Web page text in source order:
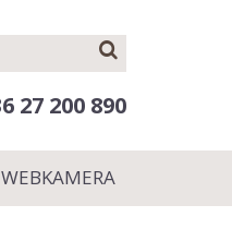
27 200 890
WEBKAMERA